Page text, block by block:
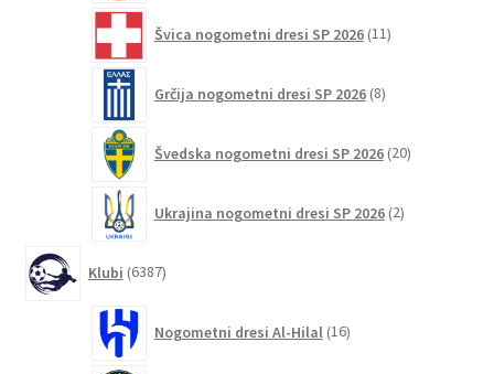
Švica nogometni dresi SP 2026 11izdelkov
Grčija nogometni dresi SP 2026 8izdelkov
Švedska nogometni dresi SP 2026 20izdelkov
Ukrajina nogometni dresi SP 2026 2izdelka
Klubi 6387izdelkov
Nogometni dresi Al-Hilal 16izdelkov